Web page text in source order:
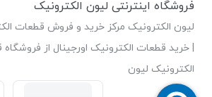
فروشگاه اینترنتی لیون الکترونیک
لیون الکترونیک مرکز خرید و فروش قطعات
| خرید قطعات الکترونیک اورجینال از
الکترونیک لیون